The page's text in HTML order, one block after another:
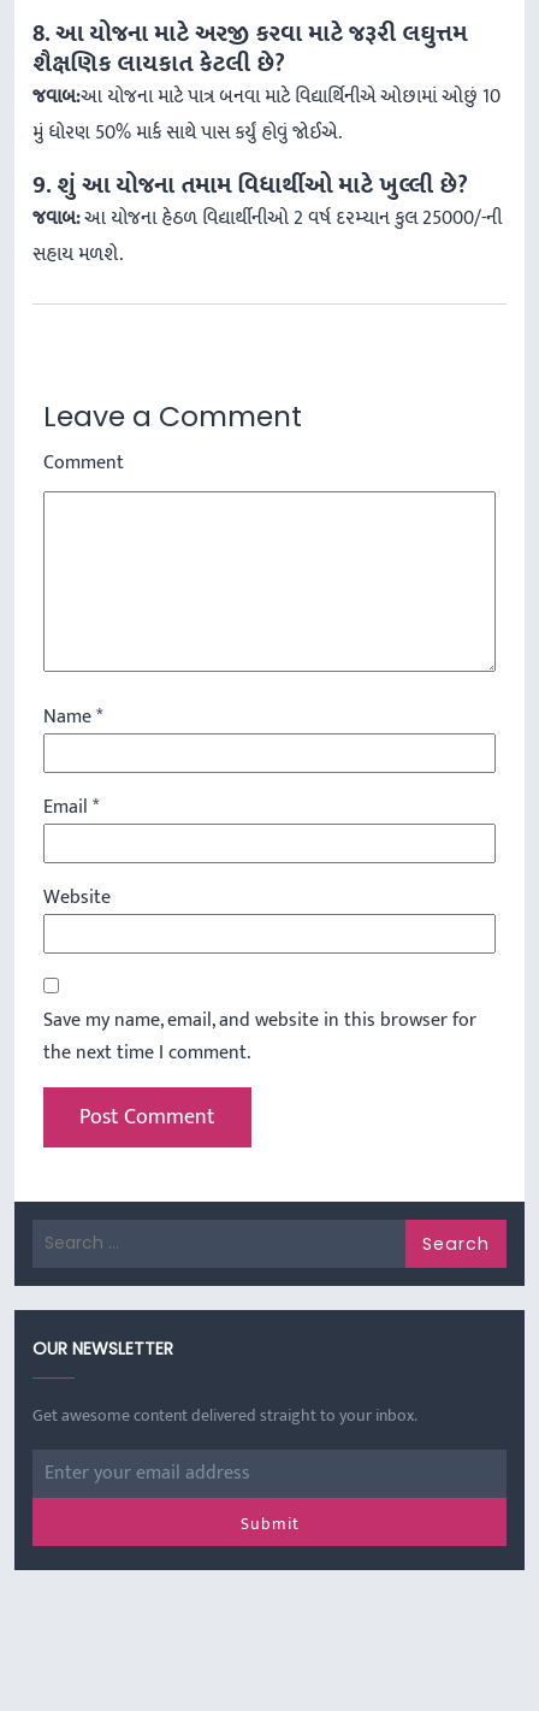
8. આ યોજના માટે અરજી કરવા માટે જરૂરી લઘુત્તમ
શૈક્ષણિક લાયકાત કેટલી છે?
જવાબ:આ યોજના માટે પાત્ર બનવા માટે વિદ્યાર્થિનીએ ઓછામાં ઓછું 10
મું ધોરણ 50% માર્ક સાથે પાસ કર્યું હોવું જોઈએ.
9. શું આ યોજના તમામ વિધાર્થીઓ માટે ખુલ્લી છે?
જવાબ:આ યોજના હેઠળ વિદ્યાર્થીનીઓ 2 વર્ષ દરમ્યાન કુલ 25000/-ની
સહાય મળશે.
Leave a Comment
Comment
Name*
Email*
Website
Save my name, email, and website in this browser for
the next time I comment.
for:
OUR NEWSLETTER
Get awesome content delivered straight to your inbox.